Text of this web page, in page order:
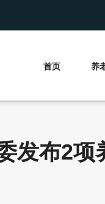
首页 养
发布2